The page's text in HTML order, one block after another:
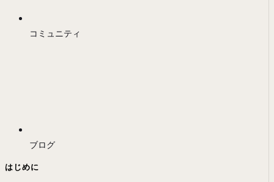
コミュニティ
ブログ
はじめに